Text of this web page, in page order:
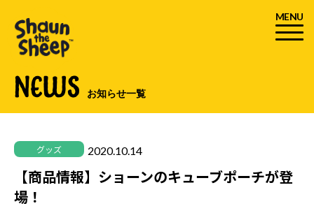
MENU
NEWS お知らせ一覧
グッズ 2020.10.14
【商品情報】ショーンのキューブポーチが登
場！